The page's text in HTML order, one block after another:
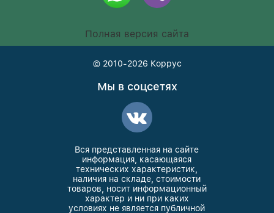
Полная версия сайта
© 2010-2026 Коррус
Мы в соцсетях
Вся представленная на сайте
информация, касающаяся
технических характеристик,
наличия на складе, стоимости
товаров, носит информационный
характер и ни при каких
условиях не является публичной